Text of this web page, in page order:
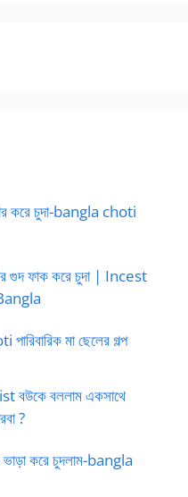
করে চুদা-bangla choti
গুদ ফাক করে চুদা | Incest
মা ছেলের গল্প
বউকে বললাম একসাথে
?
ভাড়া করে চুদলাম-bangla